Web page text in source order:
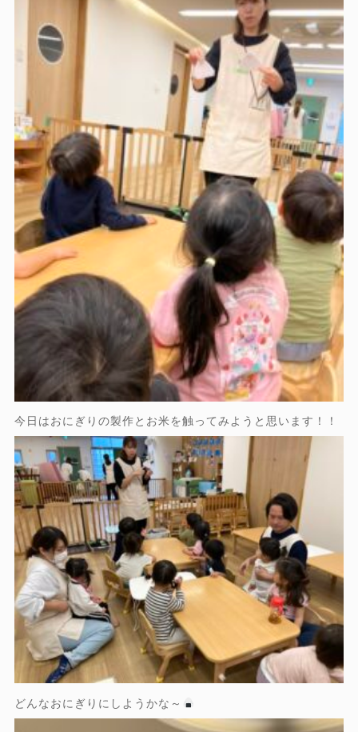
今日はおにぎりの製作とお米を触ってみようと思います！！
どんなおにぎりにしようかな～